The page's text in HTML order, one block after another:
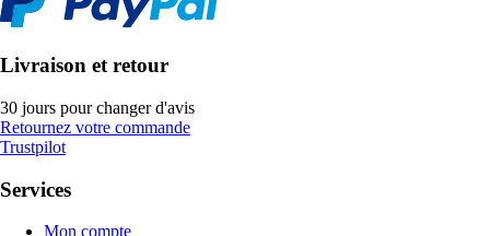
Livraison et retour
30 jours pour changer d'avis
Retournez votre commande
Trustpilot
Services
Mon compte